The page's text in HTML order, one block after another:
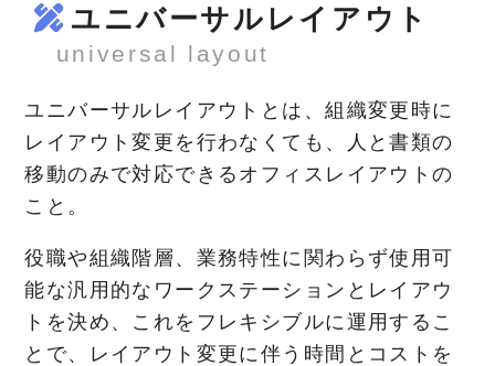
ユニバーサルレイアウト
universal layout
ユニバーサルレイアウトとは、組織変更時に
レイアウト変更を行わなくても、人と書類の
移動のみで対応できるオフィスレイアウトの
こと。
役職や組織階層、業務特性に関わらず使用可
能な汎用的なワークステーションとレイアウ
トを決め、これをフレキシブルに運用するこ
とで、レイアウト変更に伴う時間とコストを